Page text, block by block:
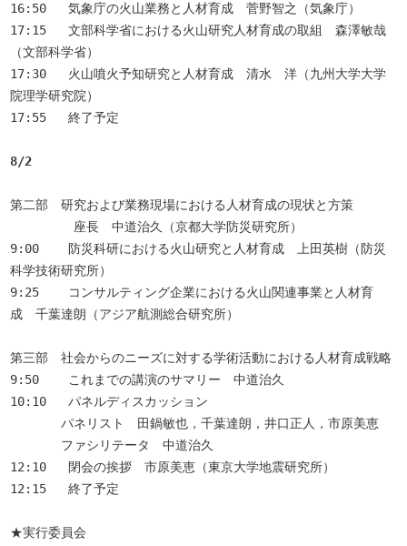
16:50	気象庁の火山業務と人材育成　菅野智之（気象庁）
17:15	文部科学省における火山研究人材育成の取組　森澤敏哉
（文部科学省）
17:30	火山噴火予知研究と人材育成　清水　洋（九州大学大学
院理学研究院）
17:55	終了予定
8/2
第二部　研究および業務現場における人材育成の現状と方策
座長　中道治久（京都大学防災研究所）
9:00	防災科研における火山研究と人材育成　上田英樹（防災
科学技術研究所）
9:25	コンサルティング企業における火山関連事業と人材育
成　千葉達朗（アジア航測総合研究所）
第三部　社会からのニーズに対する学術活動における人材育成戦略
9:50	これまでの講演のサマリー　中道治久
10:10	パネルディスカッション
パネリスト　田鍋敏也，千葉達朗，井口正人，市原美恵
ファシリテータ　中道治久
12:10	閉会の挨拶　市原美恵（東京大学地震研究所）
12:15	終了予定
★実行委員会